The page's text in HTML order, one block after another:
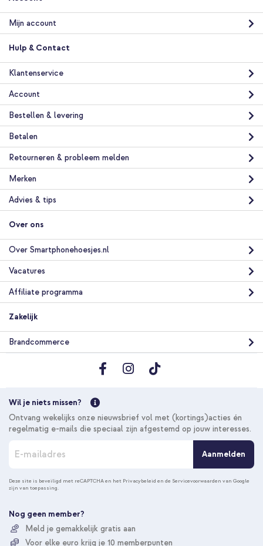
Mijn account
Hulp & Contact
Klantenservice
Account
Bestellen & levering
Betalen
Retourneren & probleem melden
Merken
Advies & tips
Over ons
Over Smartphonehoesjes.nl
Vacatures
Affiliate programma
Zakelijk
Brandcommerce
Wil je niets missen?
Ontvang wekelijks onze nieuwsbrief vol met (kortings)acties én
regelmatig e-mails die speciaal zijn afgestemd op jouw interesses.
n
n
e
u
Aanmelden
Deze site is beveiligd met reCAPTCHA en het Privacybeleid en de Servicevoorwaarden van Google
zijn van toepassing.
Nog geen member?
Meld je gemakkelijk gratis aan
Voor elke euro krijg je 10 memberpunten